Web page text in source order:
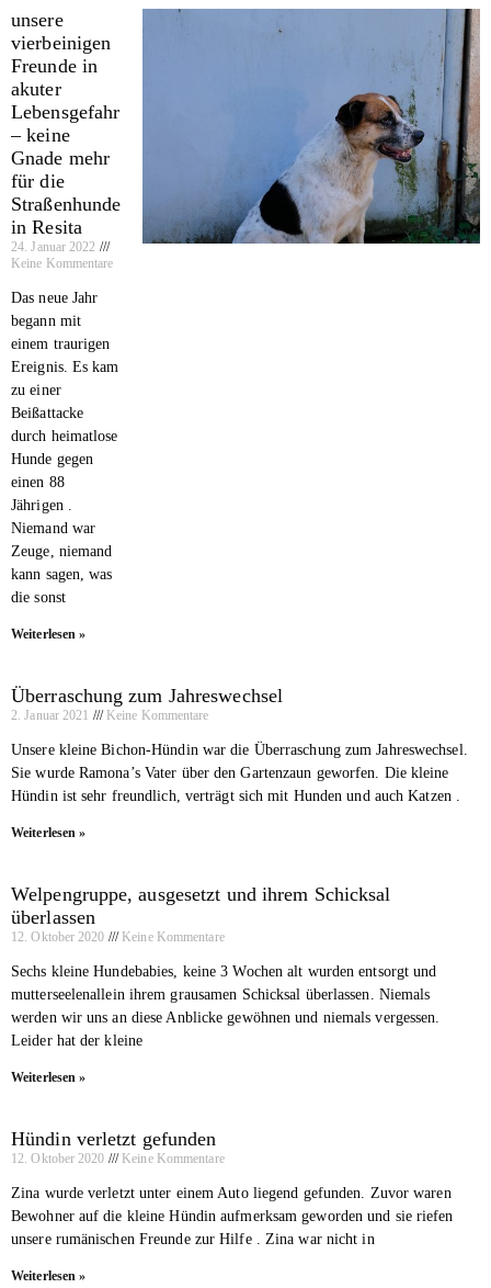
unsere
vierbeinigen
Freunde in
akuter
Lebensgefahr
– keine
Gnade mehr
für die
Straßenhunde
in Resita
24. Januar 2022
Keine Kommentare
Das neue Jahr
begann mit
einem traurigen
Ereignis. Es kam
zu einer
Beißattacke
durch heimatlose
Hunde gegen
einen 88
Jährigen .
Niemand war
Zeuge, niemand
kann sagen, was
die sonst
Weiterlesen »
Überraschung zum Jahreswechsel
2. Januar 2021 Keine Kommentare
Unsere kleine Bichon-Hündin war die Überraschung zum Jahreswechsel.
Sie wurde Ramona’s Vater über den Gartenzaun geworfen. Die kleine
Hündin ist sehr freundlich, verträgt sich mit Hunden und auch Katzen .
Weiterlesen »
Welpengruppe, ausgesetzt und ihrem Schicksal
überlassen
12. Oktober 2020 Keine Kommentare
Sechs kleine Hundebabies, keine 3 Wochen alt wurden entsorgt und
mutterseelenallein ihrem grausamen Schicksal überlassen. Niemals
werden wir uns an diese Anblicke gewöhnen und niemals vergessen.
Leider hat der kleine
Weiterlesen »
Hündin verletzt gefunden
12. Oktober 2020 Keine Kommentare
Zina wurde verletzt unter einem Auto liegend gefunden. Zuvor waren
Bewohner auf die kleine Hündin aufmerksam geworden und sie riefen
unsere rumänischen Freunde zur Hilfe . Zina war nicht in
Weiterlesen »